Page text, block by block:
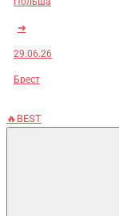
➜
29.06.26
Брест
🔥BEST